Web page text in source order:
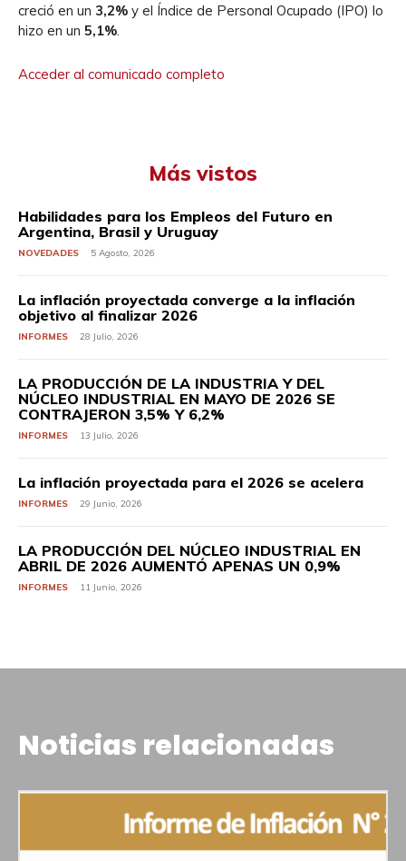
creció en un 3,2% y el Índice de Personal Ocupado (IPO) lo
hizo en un 5,1%.
Acceder al comunicado completo
Más vistos
Habilidades para los Empleos del Futuro en
Argentina, Brasil y Uruguay
NOVEDADES 5 Agosto, 2026
La inflación proyectada converge a la inflación
objetivo al finalizar 2026
INFORMES 28 Julio, 2026
LA PRODUCCIÓN DE LA INDUSTRIA Y DEL
NÚCLEO INDUSTRIAL EN MAYO DE 2026 SE
CONTRAJERON 3,5% Y 6,2%
INFORMES 13 Julio, 2026
La inflación proyectada para el 2026 se acelera
INFORMES 29 Junio, 2026
LA PRODUCCIÓN DEL NÚCLEO INDUSTRIAL EN
ABRIL DE 2026 AUMENTÓ APENAS UN 0,9%
INFORMES 11 Junio, 2026
Noticias relacionadas